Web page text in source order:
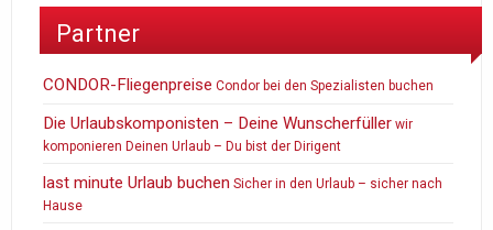
Partner
CONDOR-Fliegenpreise Condor bei den Spezialisten buchen
Die Urlaubskomponisten – Deine Wunscherfüller wir
komponieren Deinen Urlaub – Du bist der Dirigent
last minute Urlaub buchen Sicher in den Urlaub – sicher nach
Hause